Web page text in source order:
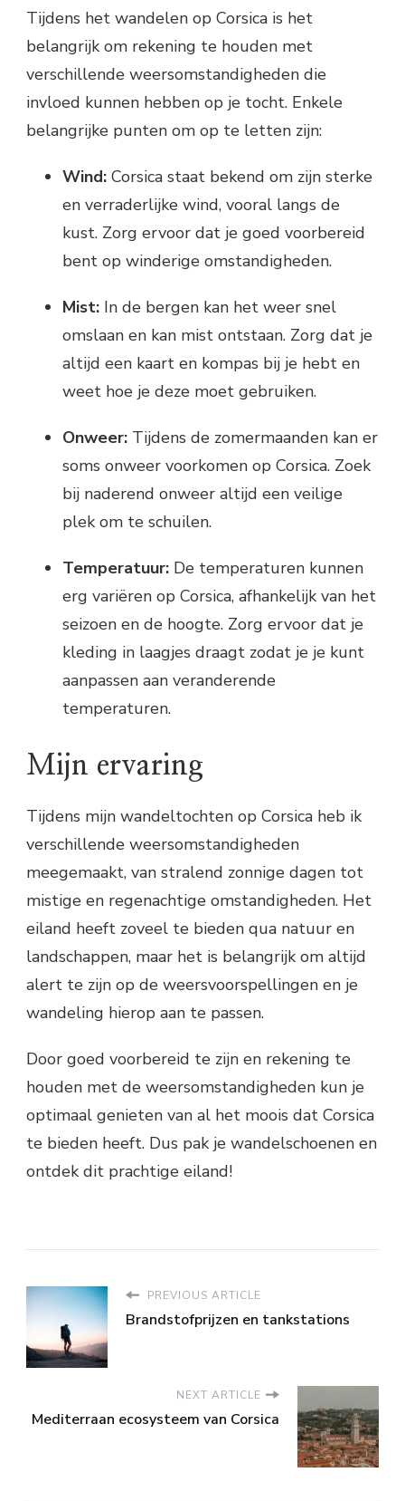
Tijdens het wandelen op Corsica is het
belangrijk om rekening te houden met
verschillende weersomstandigheden die
invloed kunnen hebben op je tocht. Enkele
belangrijke punten om op te letten zijn:
Wind: Corsica staat bekend om zijn sterke
en verraderlijke wind, vooral langs de
kust. Zorg ervoor dat je goed voorbereid
bent op winderige omstandigheden.
Mist: In de bergen kan het weer snel
omslaan en kan mist ontstaan. Zorg dat je
altijd een kaart en kompas bij je hebt en
weet hoe je deze moet gebruiken.
Onweer: Tijdens de zomermaanden kan er
soms onweer voorkomen op Corsica. Zoek
bij naderend onweer altijd een veilige
plek om te schuilen.
Temperatuur: De temperaturen kunnen
erg variëren op Corsica, afhankelijk van het
seizoen en de hoogte. Zorg ervoor dat je
kleding in laagjes draagt zodat je je kunt
aanpassen aan veranderende
temperaturen.
Mijn ervaring
Tijdens mijn wandeltochten op Corsica heb ik
verschillende weersomstandigheden
meegemaakt, van stralend zonnige dagen tot
mistige en regenachtige omstandigheden. Het
eiland heeft zoveel te bieden qua natuur en
landschappen, maar het is belangrijk om altijd
alert te zijn op de weersvoorspellingen en je
wandeling hierop aan te passen.
Door goed voorbereid te zijn en rekening te
houden met de weersomstandigheden kun je
optimaal genieten van al het moois dat Corsica
te bieden heeft. Dus pak je wandelschoenen en
ontdek dit prachtige eiland!
PREVIOUS ARTICLE
Brandstofprijzen en tankstations
NEXT ARTICLE
Mediterraan ecosysteem van Corsica